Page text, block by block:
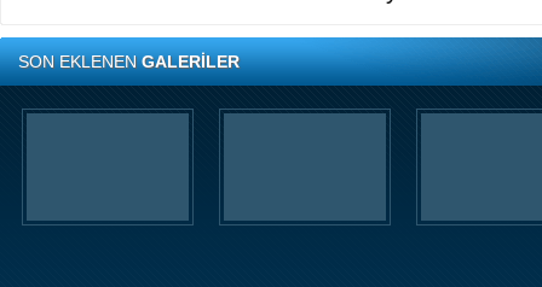
SON EKLENENGALERİLER